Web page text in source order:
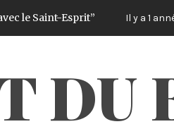
Esprit” Il y a 1 année
DU